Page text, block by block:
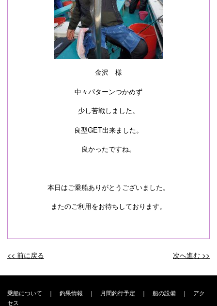
金沢 様
中々パターンつかめず
少し苦戦しました。
良型GET出来ました。
良かったですね。
本日はご乗船ありがとうございました。
またのご利用をお待ちしております。
投
稿
ナ
<< 前に戻る 次へ進む >>
乗船について ｜ 釣果情報 ｜ 月間釣行予定 ｜ 船の設備 ｜ アク
セス